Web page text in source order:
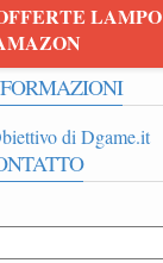
LAMPO
di Dgame.it